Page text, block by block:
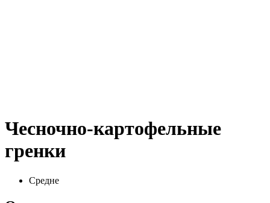
Чесночно-картофельные
гренки
Средне